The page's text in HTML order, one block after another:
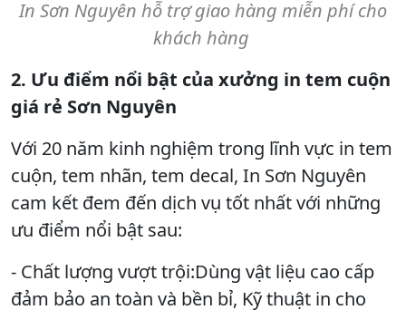
In Sơn Nguyên hỗ trợ giao hàng miễn phí cho
khách hàng
2. Ưu điểm nổi bật của xưởng in tem cuộn
giá rẻ Sơn Nguyên
Với 20 năm kinh nghiệm trong lĩnh vực in tem
cuộn, tem nhãn, tem decal, In Sơn Nguyên
cam kết đem đến dịch vụ tốt nhất với những
ưu điểm nổi bật sau:
- Chất lượng vượt trội:Dùng vật liệu cao cấp
đảm bảo an toàn và bền bỉ, Kỹ thuật in cho